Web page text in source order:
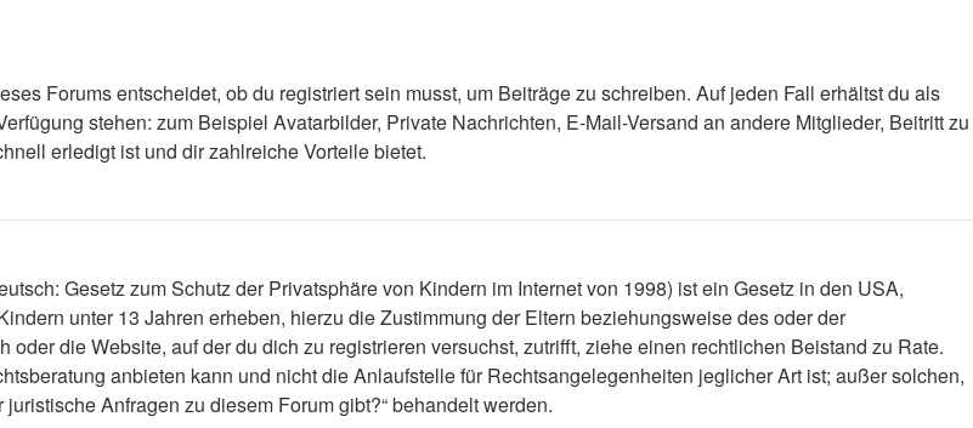
Forums entscheidet, ob du registriert sein musst, um Beiträge zu schreiben. Auf jeden Fall erhältst du als
stehen: zum Beispiel Avatarbilder, Private Nachrichten, E-Mail-Versand an andere Mitglieder, Beitritt zu
erledigt ist und dir zahlreiche Vorteile bietet.
Gesetz zum Schutz der Privatsphäre von Kindern im Internet von 1998) ist ein Gesetz in den USA,
unter 13 Jahren erheben, hierzu die Zustimmung der Eltern beziehungsweise des oder der
die Website, auf der du dich zu registrieren versuchst, zutrifft, ziehe einen rechtlichen Beistand zu Rate.
anbieten kann und nicht die Anlaufstelle für Rechtsangelegenheiten jeglicher Art ist; außer solchen,
Anfragen zu diesem Forum gibt?“ behandelt werden.